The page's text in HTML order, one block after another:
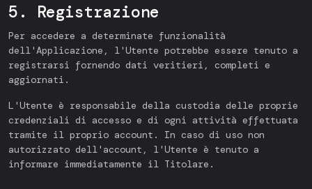
5. Registrazione
Per accedere a determinate funzionalità
dell'Applicazione, l'Utente potrebbe essere tenuto a
registrarsi fornendo dati veritieri, completi e
aggiornati.
L'Utente è responsabile della custodia delle proprie
credenziali di accesso e di ogni attività effettuata
tramite il proprio account. In caso di uso non
autorizzato dell'account, l'Utente è tenuto a
informare immediatamente il Titolare.